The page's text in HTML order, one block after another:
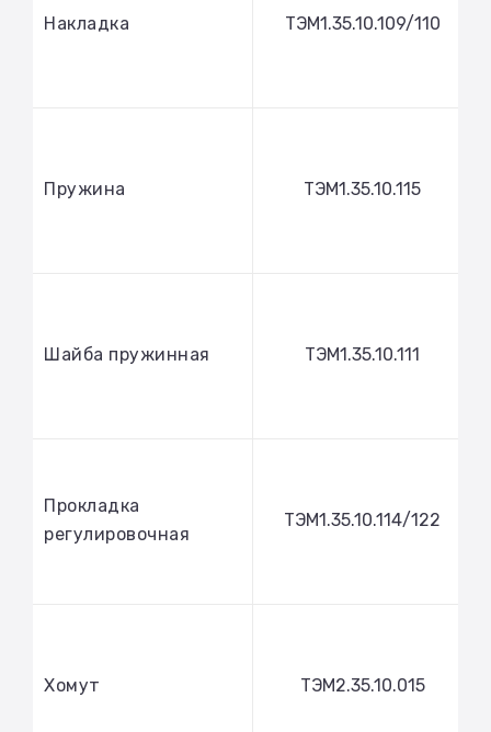
Накладка ТЭМ1.35.10.109/110
Пружина ТЭМ1.35.10.115
Шайба пружинная ТЭМ1.35.10.111
Прокладка
регулировочная
ТЭМ1.35.10.114/122
Хомут ТЭМ2.35.10.015